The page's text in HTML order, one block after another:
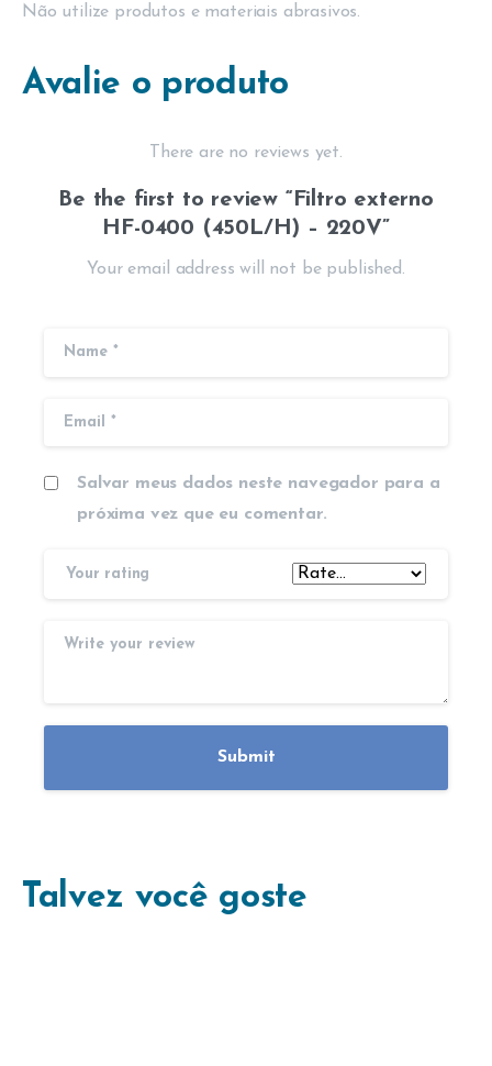
Não utilize produtos e materiais abrasivos.
Avalie o produto
There are no reviews yet.
Be the first to review “Filtro externo
HF-0400 (450L/H) – 220V”
Your email address will not be published.
Salvar meus dados neste navegador para a
próxima vez que eu comentar.
Your rating
Talvez você goste